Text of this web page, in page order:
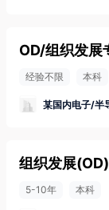
OD/组织发展
经验不限 本科
某国内电子/半
组织发展(OD)
5-10年 本科